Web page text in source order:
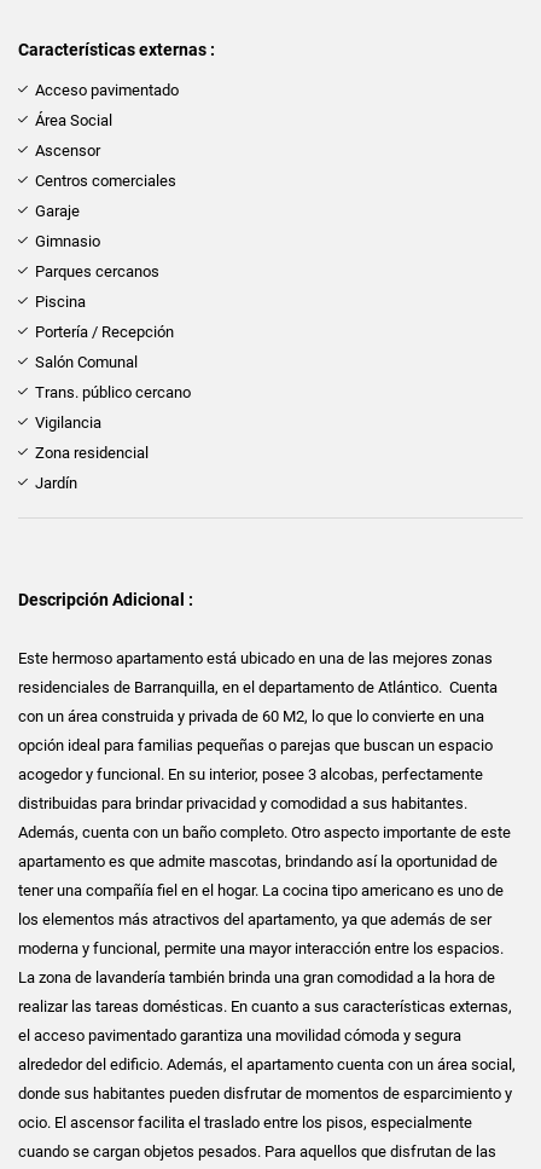
Características externas :
Acceso pavimentado
Área Social
Ascensor
Centros comerciales
Garaje
Gimnasio
Parques cercanos
Piscina
Portería / Recepción
Salón Comunal
Trans. público cercano
Vigilancia
Zona residencial
Jardín
Descripción Adicional :
Este hermoso apartamento está ubicado en una de las mejores zonas
residenciales de Barranquilla, en el departamento de Atlántico. Cuenta
con un área construida y privada de 60 M2, lo que lo convierte en una
opción ideal para familias pequeñas o parejas que buscan un espacio
acogedor y funcional. En su interior, posee 3 alcobas, perfectamente
distribuidas para brindar privacidad y comodidad a sus habitantes.
Además, cuenta con un baño completo. Otro aspecto importante de este
apartamento es que admite mascotas, brindando así la oportunidad de
tener una compañía fiel en el hogar. La cocina tipo americano es uno de
los elementos más atractivos del apartamento, ya que además de ser
moderna y funcional, permite una mayor interacción entre los espacios.
La zona de lavandería también brinda una gran comodidad a la hora de
realizar las tareas domésticas. En cuanto a sus características externas,
el acceso pavimentado garantiza una movilidad cómoda y segura
alrededor del edificio. Además, el apartamento cuenta con un área social,
donde sus habitantes pueden disfrutar de momentos de esparcimiento y
ocio. El ascensor facilita el traslado entre los pisos, especialmente
cuando se cargan objetos pesados. Para aquellos que disfrutan de las